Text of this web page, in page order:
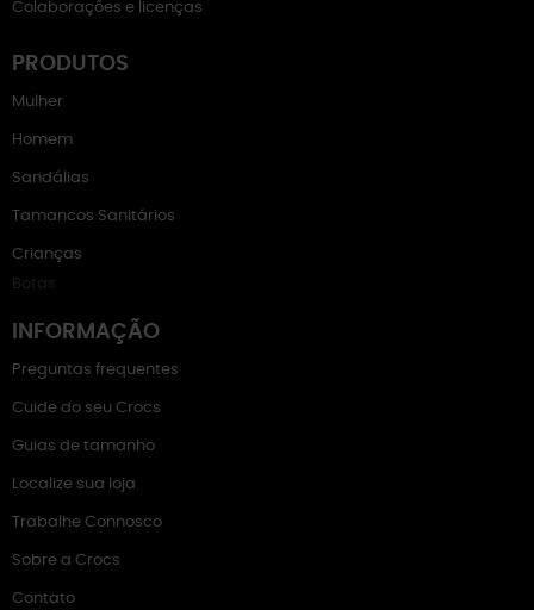
Colaborações e licenças
PRODUTOS
Mulher
Homem
Sandálias
Tamancos Sanitários
Crianças
Botas
INFORMAÇÃO
Preguntas frequentes
Cuide do seu Crocs
Guias de tamanho
Localize sua loja
Trabalhe Connosco
Sobre a Crocs
Contato